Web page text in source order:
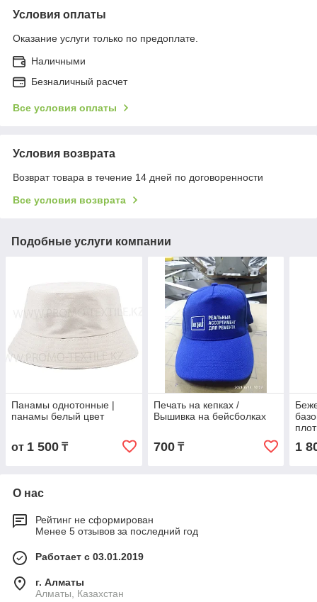
Условия оплаты
Оказание услуги только по предоплате.
Наличными
Безналичный расчет
Все условия оплаты
Условия возврата
Возврат товара в течение 14 дней по договоренности
Все условия возврата
Подобные услуги компании
Панамы однотонные |
панамы белый цвет
от 1 500 ₸
Печать на кепках /
Вышивка на бейсболках
700₸
хб
1
О нас
Рейтинг не сформирован
Менее 5 отзывов за последний год
Работает с 03.01.2019
г. Алматы
Алматы, Казахстан